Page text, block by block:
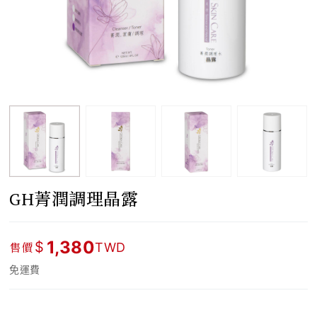
GH菁潤調理晶露
售價$ 1,380TWD
免運費